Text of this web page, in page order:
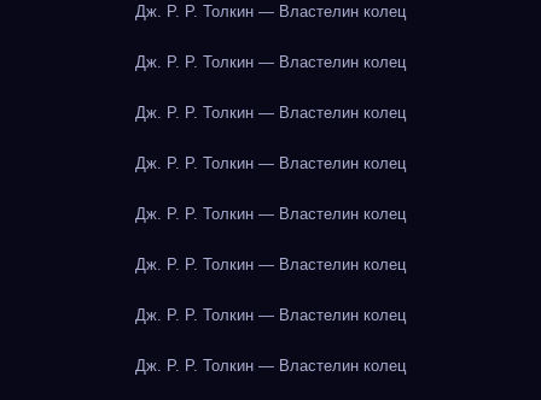
Дж. Р. Р. Толкин — Властелин колец
Дж. Р. Р. Толкин — Властелин колец
Дж. Р. Р. Толкин — Властелин колец
Дж. Р. Р. Толкин — Властелин колец
Дж. Р. Р. Толкин — Властелин колец
Дж. Р. Р. Толкин — Властелин колец
Дж. Р. Р. Толкин — Властелин колец
Дж. Р. Р. Толкин — Властелин колец